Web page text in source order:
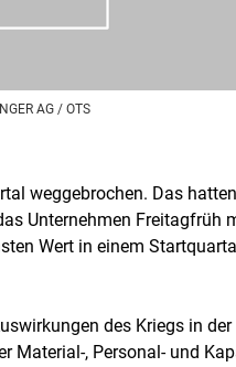
AG / OTS
weggebrochen. Das
Unternehmen Freitagfrüh
Wert in einem
des Kriegs in
Material-, Personal- und